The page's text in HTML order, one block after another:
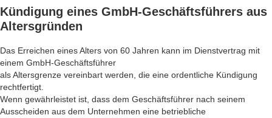
Kündigung eines GmbH-Geschäftsführers aus
Altersgründen
Das Erreichen eines Alters von 60 Jahren kann im Dienstvertrag mit
einem GmbH-Geschäftsführer
als Altersgrenze vereinbart werden, die eine ordentliche Kündigung
rechtfertigt.
Wenn gewährleistet ist, dass dem Geschäftsführer nach seinem
Ausscheiden aus dem Unternehmen eine betriebliche